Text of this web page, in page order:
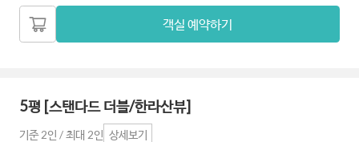
객실 예약하기
5평 [스탠다드 더블/한라산뷰]
기준 2인 / 최대 2인 상세보기